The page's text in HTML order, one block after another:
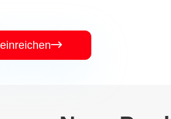
einreichen